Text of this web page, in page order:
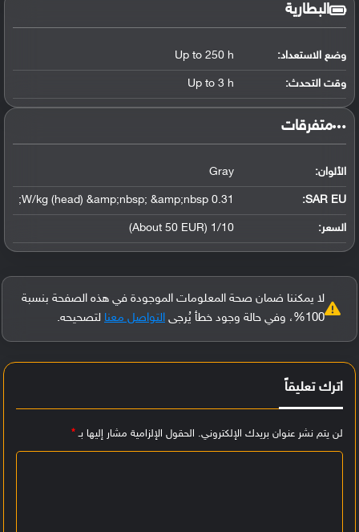
البطارية
وضع الاستعداد: Up to 250 h
وقت التحدث: Up to 3 h
‏متفرقات‏
الألوان: Gray
SAR EU:
0.31 W/kg (head) &amp;nbsp; &amp;nbsp;
السعر: 1/10 (About 50 EUR)
لا يمكننا ضمان صحة المعلومات الموجودة في هذه الصفحة بنسبة
100%، وفي حالة وجود خطأ يُرجى
التواصل معنا لتصحيحه.
اترك تعليقاً
لن يتم نشر عنوان بريدك الإلكتروني. الحقول الإلزامية مشار إليها بـ*